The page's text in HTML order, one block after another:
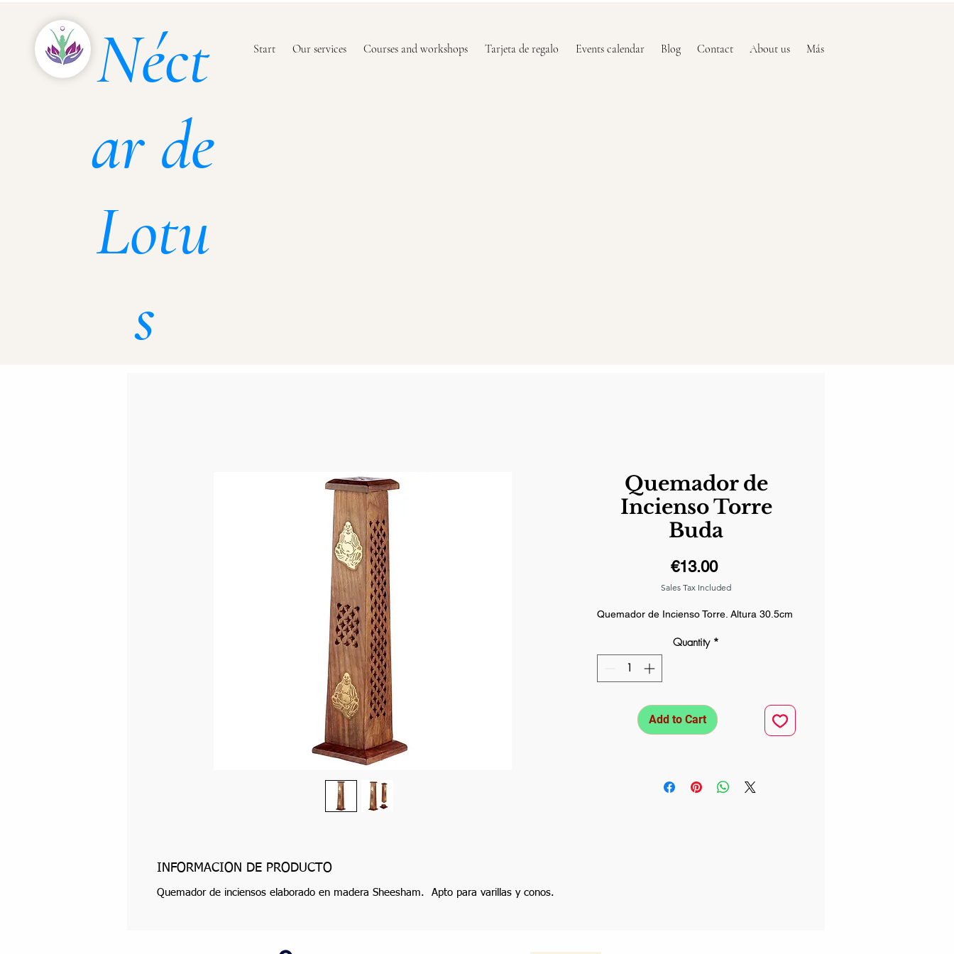
Néct
ar de
Lotu
s
Start Our services Courses and workshops Tarjeta de regalo Events calendar Blog Contact About us Más
Quemador de
Incienso Torre
Buda
€13.00Price
Sales Tax Included
Quemador de Incienso Torre. Altura 30.5cm
Quantity *
Add to Cart
INFORMACIÓN DE PRODUCTO
Quemador de inciensos elaborado en madera Sheesham. Apto para varillas y conos.